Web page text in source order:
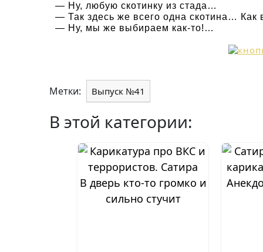
— Ну, любую скотинку из стада…
— Так здесь же всего одна скотина… Как
— Ну, мы же выбираем как-то!…
Метки: Выпуск №41
В этой категории:
В дверь кто-то громко и
сильно стучит